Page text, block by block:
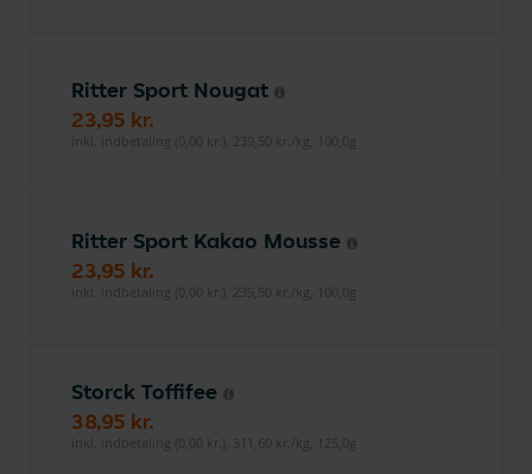
Ritter Sport Nougat
23,95 kr.
inkl. indbetaling (0,00 kr.), 239,50 kr./kg, 100,0g
Ritter Sport Kakao Mousse
23,95 kr.
inkl. indbetaling (0,00 kr.), 239,50 kr./kg, 100,0g
Storck Toffifee
38,95 kr.
inkl. indbetaling (0,00 kr.), 311,60 kr./kg, 125,0g